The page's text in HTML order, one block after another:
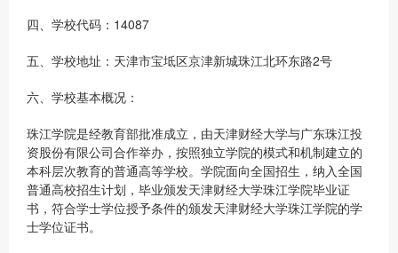
四、学校代码：14087
五、学校地址：天津市宝坻区京津新城珠江北环东路2号
六、学校基本概况：
珠江学院是经教育部批准成立，由天津财经大学与广东珠江投
资股份有限公司合作举办，按照独立学院的模式和机制建立的
本科层次教育的普通高等学校。学院面向全国招生，纳入全国
普通高校招生计划，毕业颁发天津财经大学珠江学院毕业证
书，符合学士学位授予条件的颁发天津财经大学珠江学院的学
士学位证书。